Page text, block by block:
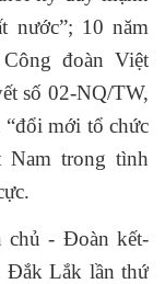
nước”; 10 năm
đoàn Việt
số 02-NQ/TW,
mới tổ chức
Nam trong tình
chủ - Đoàn kết-
Đắk Lắk lần thứ